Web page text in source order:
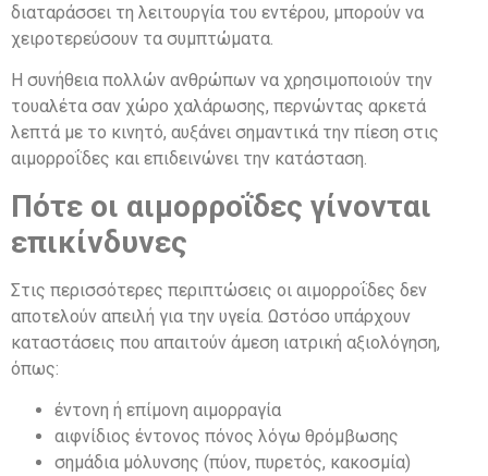
διαταράσσει τη λειτουργία του εντέρου, μπορούν να
χειροτερεύσουν τα συμπτώματα.
Η συνήθεια πολλών ανθρώπων να χρησιμοποιούν την
τουαλέτα σαν χώρο χαλάρωσης, περνώντας αρκετά
λεπτά με το κινητό, αυξάνει σημαντικά την πίεση στις
αιμορροΐδες και επιδεινώνει την κατάσταση.
Πότε οι αιμορροΐδες γίνονται
επικίνδυνες
Στις περισσότερες περιπτώσεις οι αιμορροΐδες δεν
αποτελούν απειλή για την υγεία. Ωστόσο υπάρχουν
καταστάσεις που απαιτούν άμεση ιατρική αξιολόγηση,
όπως:
έντονη ή επίμονη αιμορραγία
αιφνίδιος έντονος πόνος λόγω θρόμβωσης
σημάδια μόλυνσης (πύον, πυρετός, κακοσμία)